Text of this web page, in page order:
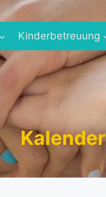
Kinderbetreuung
Kalender